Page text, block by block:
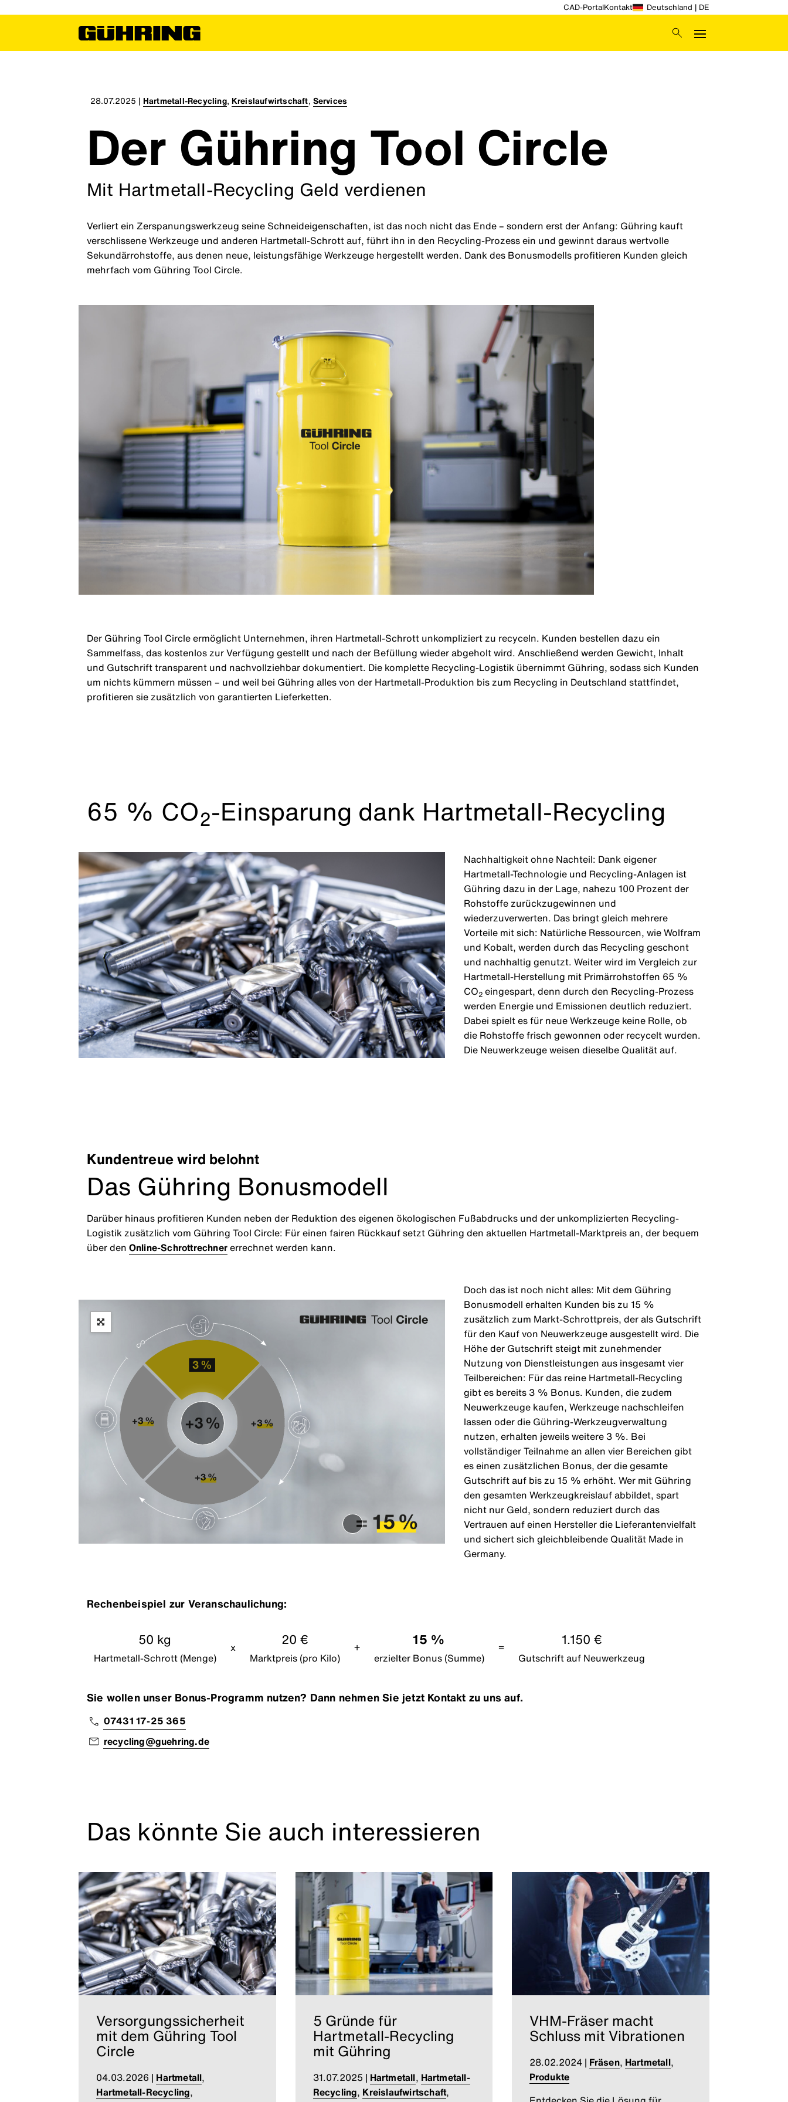
CAD-PortalKontakt Deutschland | DE
28.07.2025 | Hartmetall-Recycling, Kreislaufwirtschaft, Services
Der Gühring Tool Circle
Mit Hartmetall-Recycling Geld verdienen
Verliert ein Zerspanungswerkzeug seine Schneideigenschaften, ist das noch nicht das Ende – sondern erst der Anfang: Gühring kauft
verschlissene Werkzeuge und anderen Hartmetall-Schrott auf, führt ihn in den Recycling-Prozess ein und gewinnt daraus wertvolle
Sekundärrohstoffe, aus denen neue, leistungsfähige Werkzeuge hergestellt werden. Dank des Bonusmodells profitieren Kunden gleich
mehrfach vom Gühring Tool Circle.
Der Gühring Tool Circle ermöglicht Unternehmen, ihren Hartmetall-Schrott unkompliziert zu recyceln. Kunden bestellen dazu ein
Sammelfass, das kostenlos zur Verfügung gestellt und nach der Befüllung wieder abgeholt wird. Anschließend werden Gewicht, Inhalt
und Gutschrift transparent und nachvollziehbar dokumentiert. Die komplette Recycling-Logistik übernimmt Gühring, sodass sich Kunden
um nichts kümmern müssen – und weil bei Gühring alles von der Hartmetall-Produktion bis zum Recycling in Deutschland stattfindet,
profitieren sie zusätzlich von garantierten Lieferketten.
65 % CO2-Einsparung dank Hartmetall-Recycling
Nachhaltigkeit ohne Nachteil: Dank eigener
Hartmetall-Technologie und Recycling-Anlagen ist
Gühring dazu in der Lage, nahezu 100 Prozent der
Rohstoffe zurückzugewinnen und
wiederzuverwerten. Das bringt gleich mehrere
Vorteile mit sich: Natürliche Ressourcen, wie Wolfram
und Kobalt, werden durch das Recycling geschont
und nachhaltig genutzt. Weiter wird im Vergleich zur
Hartmetall-Herstellung mit Primärrohstoffen 65 %
CO2 eingespart, denn durch den Recycling-Prozess
werden Energie und Emissionen deutlich reduziert.
Dabei spielt es für neue Werkzeuge keine Rolle, ob
die Rohstoffe frisch gewonnen oder recycelt wurden.
Die Neuwerkzeuge weisen dieselbe Qualität auf.
Kundentreue wird belohnt
Das Gühring Bonusmodell
Darüber hinaus profitieren Kunden neben der Reduktion des eigenen ökologischen Fußabdrucks und der unkomplizierten Recycling-
Logistik zusätzlich vom Gühring Tool Circle: Für einen fairen Rückkauf setzt Gühring den aktuellen Hartmetall-Marktpreis an, der bequem
über den Online-Schrottrechnererrechnet werden kann.
Doch das ist noch nicht alles: Mit dem Gühring
Bonusmodell erhalten Kunden bis zu 15 %
zusätzlich zum Markt-Schrottpreis, der als Gutschrift
für den Kauf von Neuwerkzeuge ausgestellt wird. Die
Höhe der Gutschrift steigt mit zunehmender
Nutzung von Dienstleistungen aus insgesamt vier
Teilbereichen: Für das reine Hartmetall-Recycling
gibt es bereits 3 % Bonus. Kunden, die zudem
Neuwerkzeuge kaufen, Werkzeuge nachschleifen
lassen oder die Gühring-Werkzeugverwaltung
nutzen, erhalten jeweils weitere 3 %. Bei
vollständiger Teilnahme an allen vier Bereichen gibt
es einen zusätzlichen Bonus, der die gesamte
Gutschrift auf bis zu 15 % erhöht. Wer mit Gühring
den gesamten Werkzeugkreislauf abbildet, spart
nicht nur Geld, sondern reduziert durch das
Vertrauen auf einen Hersteller die Lieferantenvielfalt
und sichert sich gleichbleibende Qualität Made in
Germany.
Rechenbeispiel zur Veranschaulichung:
50 kg x 20 € + 15 % = 1.150 €
Hartmetall-Schrott (Menge) Marktpreis (pro Kilo) erzielter Bonus (Summe) Gutschrift auf Neuwerkzeug
Sie wollen unser Bonus-Programm nutzen? Dann nehmen Sie jetzt Kontakt zu uns auf.
07431 17-25 365
recycling@guehring.de
Das könnte Sie auch interessieren
Versorgungssicherheit
mit dem Gühring Tool
Circle
04.03.2026 | Hartmetall,
Hartmetall-Recycling,
5 Gründe für
Hartmetall-Recycling
mit Gühring
31.07.2025 | Hartmetall, Hartmetall-
Recycling, Kreislaufwirtschaft,
VHM-Fräser macht
Schluss mit Vibrationen
28.02.2024| Fräsen, Hartmetall,
Produkte